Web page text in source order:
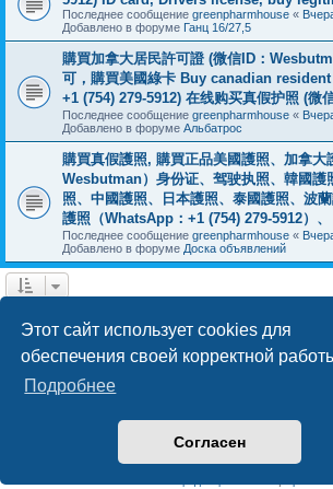
Этот сайт использует cookies для
обеспечения своей корректной
Подробнее
Согласен
Последнее сообщение greenpharmhouse «
Добавлено в форуме Ганц 16/27,5
購買加拿大居民許可證 (微信ID：
可，購買美國綠卡 Buy canadian
+1 (754) 279-5912) 在线购买真假护照 (微
Последнее сообщение greenpharmhouse «
Добавлено в форуме Альбатрос
購買真假護照, 購買正品美國護照、加拿大
Wesbutman）身份证、驾驶执照、韓國護
照、中國護照、日本護照、泰國護照、波
護照（WhatsApp：+1 (754) 279-5912）、
Последнее сообщение greenpharmhouse «
Добавлено в форуме Доска объявлений
Создано на основеphpBB® Forum Software ©
Русская поддержка phpBB